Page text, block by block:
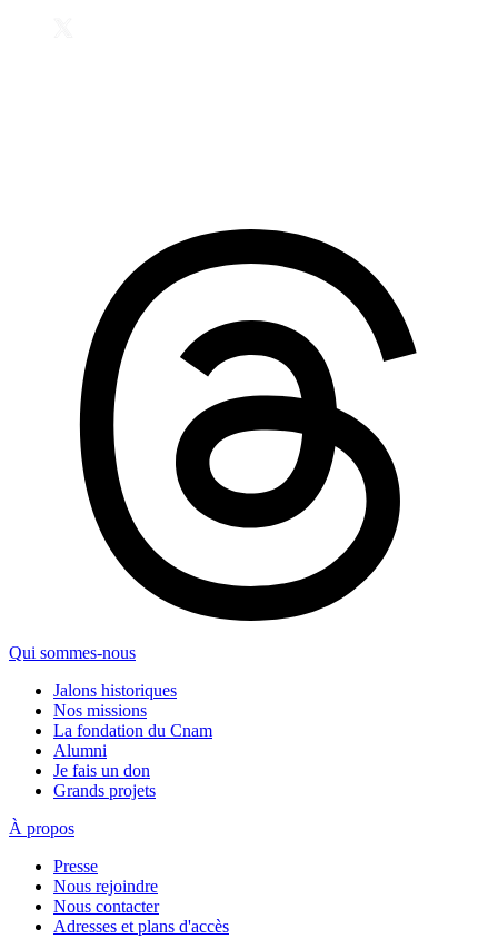
Qui sommes-nous
Jalons historiques
Nos missions
La fondation du Cnam
Alumni
Je fais un don
Grands projets
À propos
Presse
Nous rejoindre
Nous contacter
Adresses et plans d'accès